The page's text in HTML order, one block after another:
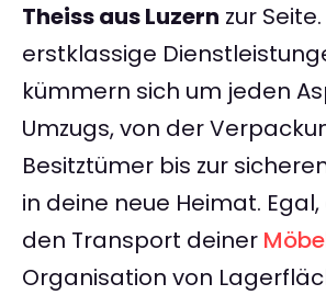
Theiss aus Luzern zur
erstklassige
kümmern sich um jeden
Umzugs, von der
Besitztümer bis zur
in deine neue Heimat.
den Transport deiner
Organisation von